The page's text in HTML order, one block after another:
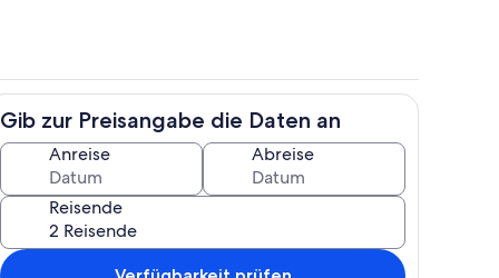
Terrasse/Patio
Gib zur Preisangabe die Daten an
Anreise Abreise
Reisende